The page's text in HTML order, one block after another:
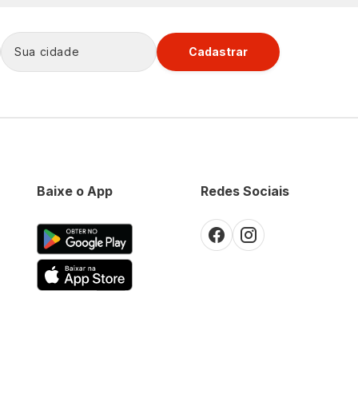
Cadastrar
Redes Sociais
Baixe o App